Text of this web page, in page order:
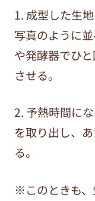
1. 成型した生
写真のように
や発酵器でひ
させる。
2. 予熱時間に
を取り出し、
る。
※このときも、